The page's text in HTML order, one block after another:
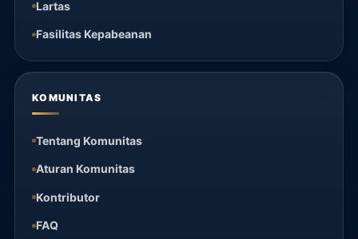
Lartas
Fasilitas Kepabeanan
KOMUNITAS
Tentang Komunitas
Aturan Komunitas
Kontributor
FAQ